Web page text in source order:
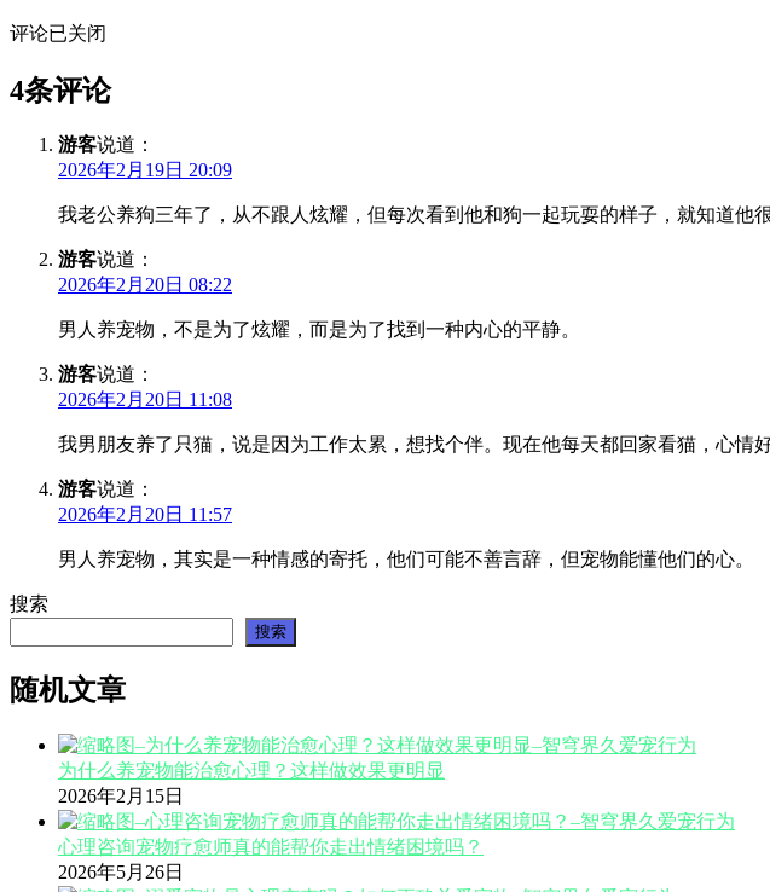
评论已关闭
4条评论
游客说道：
2026年2月19日 20:09
我老公养狗三年了，从不跟人炫耀，但每次看到他和狗一起玩耍的样子，就知道他很
游客说道：
2026年2月20日 08:22
男人养宠物，不是为了炫耀，而是为了找到一种内心的平静。
游客说道：
2026年2月20日 11:08
我男朋友养了只猫，说是因为工作太累，想找个伴。现在他每天都回家看猫，心情好
游客说道：
2026年2月20日 11:57
男人养宠物，其实是一种情感的寄托，他们可能不善言辞，但宠物能懂他们的心。
搜索
搜索
随机文章
为什么养宠物能治愈心理？这样做效果更明显
2026年2月15日
心理咨询宠物疗愈师真的能帮你走出情绪困境吗？
2026年5月26日